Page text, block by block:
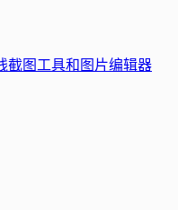
截图工具和图片编辑器